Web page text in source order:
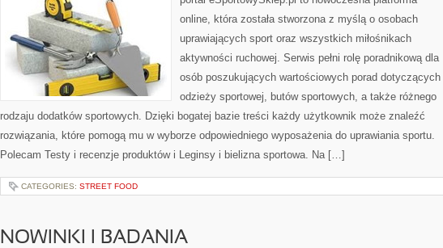
online, która została stworzona z myślą o osobach
uprawiających sport oraz wszystkich miłośnikach
aktywności ruchowej. Serwis pełni rolę poradnikową dla
osób poszukujących wartościowych porad dotyczących
odzieży sportowej, butów sportowych, a także różnego
rodzaju dodatków sportowych. Dzięki bogatej bazie treści każdy użytkownik może znaleźć
rozwiązania, które pomogą mu w wyborze odpowiedniego wyposażenia do uprawiania sportu.
Polecam Testy i recenzje produktów i Leginsy i bielizna sportowa. Na […]
CATEGORIES: STREET FOOD
NOWINKI I BADANIA